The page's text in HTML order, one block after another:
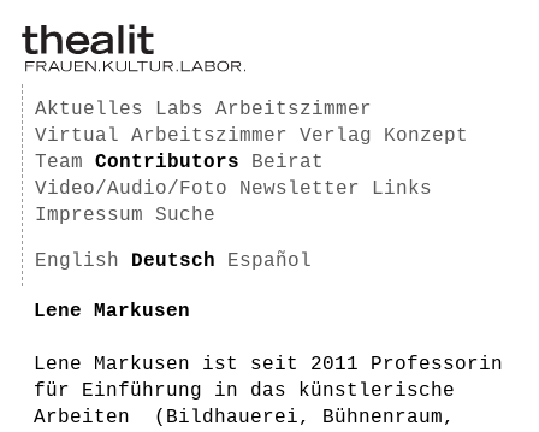
Aktuelles Labs
Arbeitszimmer
Virtual Arbeitszimmer
Verlag
Konzept
Team
Contributors
Beirat
Video/Audio/Foto
Newsletter
Links
Impressum
Suche
English Deutsch Español
Lene Markusen
Lene Markusen ist seit 2011 Professorin
für Einführung in das künstlerische
Arbeiten (Bildhauerei, Bühnenraum,